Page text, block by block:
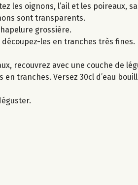
les oignons, l’ail et les poireaux,
sont transparents.
grossière.
les en tranches très fines.
recouvrez avec une couche de
tranches. Versez 30cl d’eau